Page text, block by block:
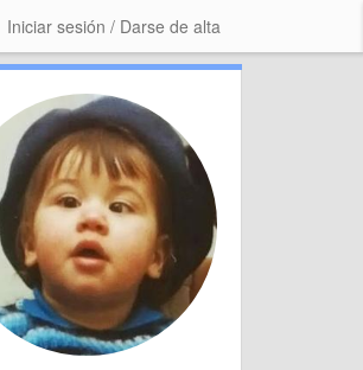
Iniciar sesión / Darse de alta